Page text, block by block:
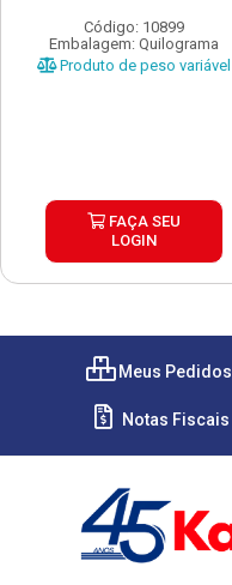
Código: 10899
Embalagem: Quilograma
Produto de peso variável
FAÇA SEU
LOGIN
Meus Pedidos
Notas Fiscais